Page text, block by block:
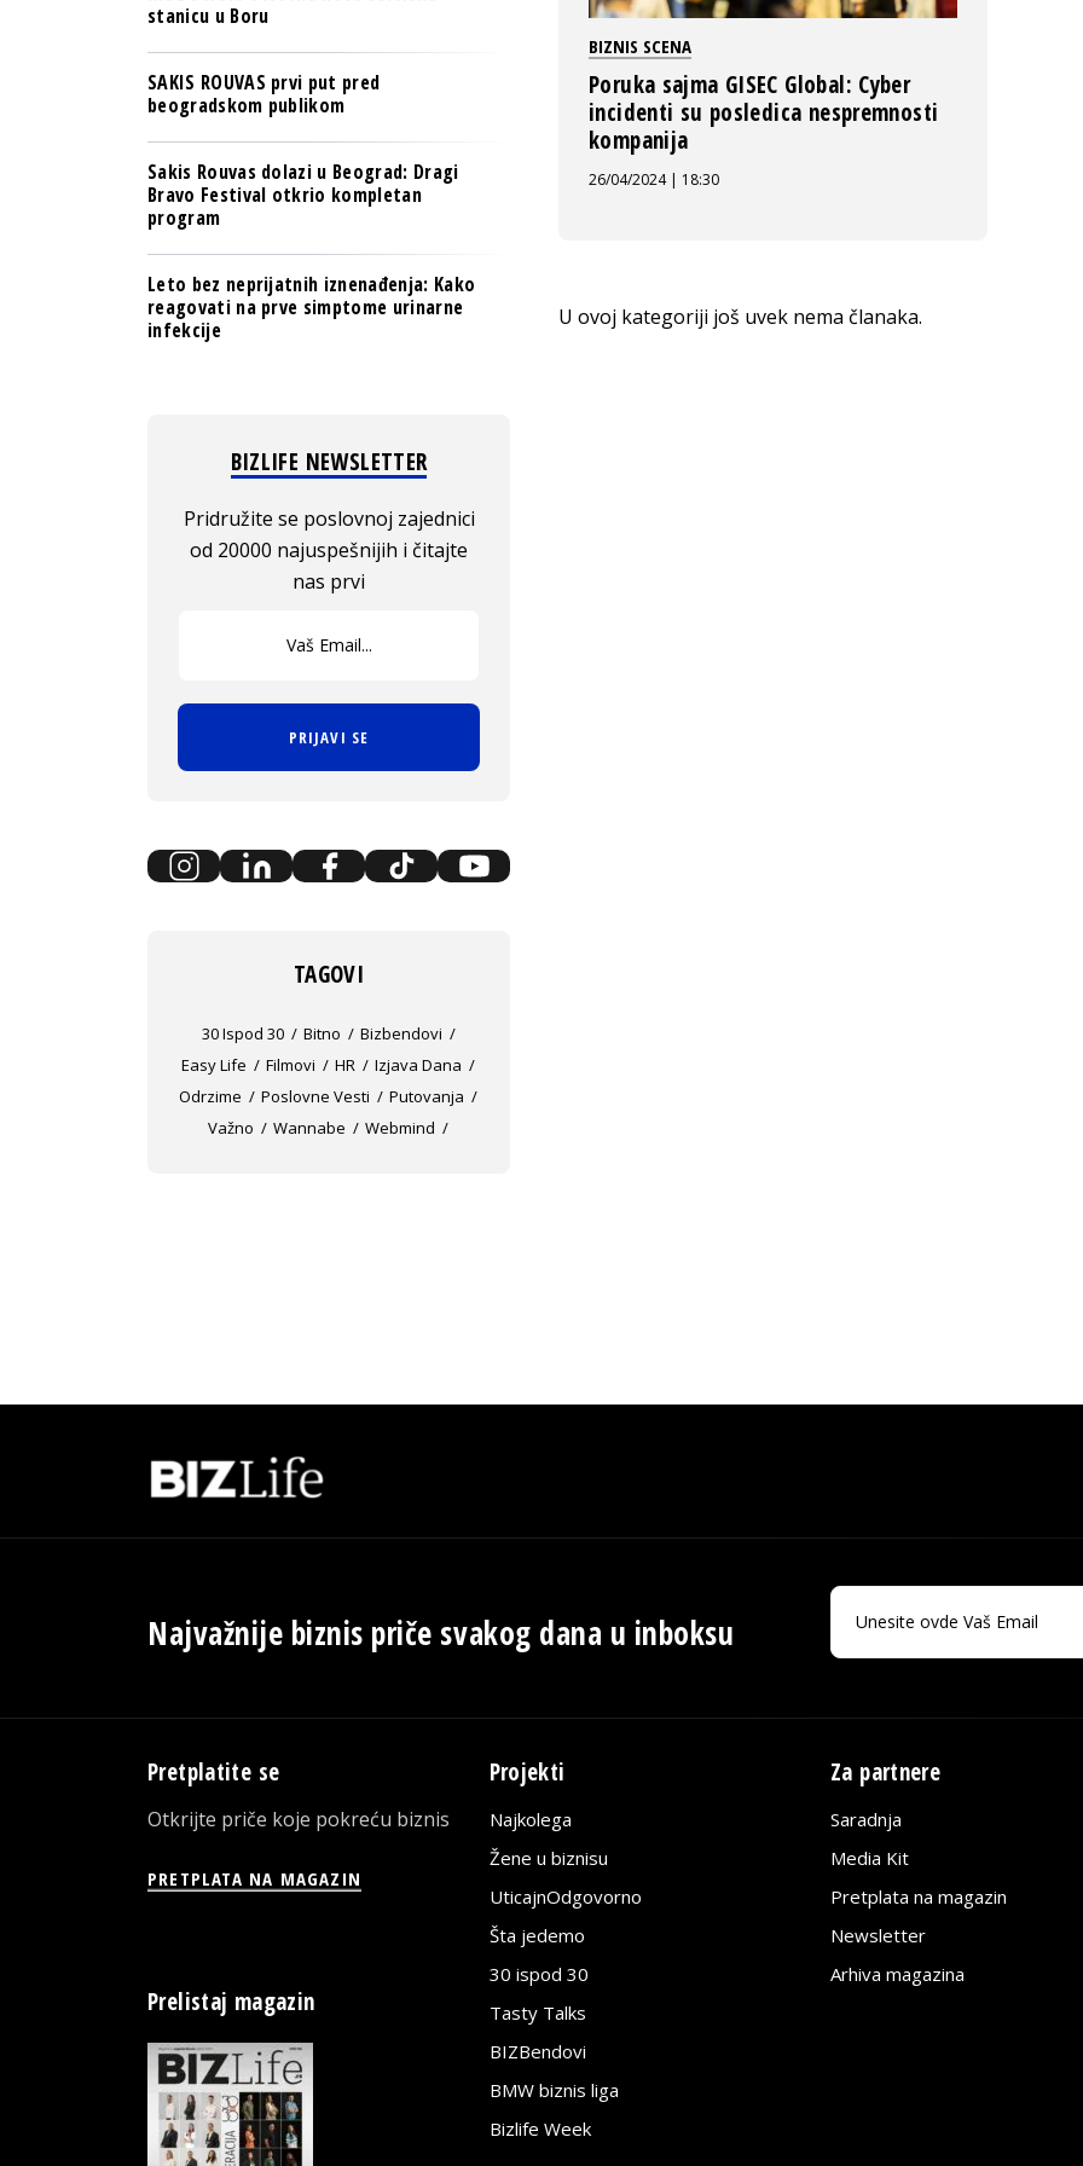
BIZNIS SCENA
Poruka sajma GISEC Global: Cyber
incidenti su posledica nespremnosti
kompanija
26/04/2024 | 18:30
U ovoj kategoriji još uvek nema članaka.
stanicu u Boru
SAKIS ROUVAS prvi put pred
beogradskom publikom
Sakis Rouvas dolazi u Beograd: Dragi
Bravo Festival otkrio kompletan
program
Leto bez neprijatnih iznenađenja: Kako
reagovati na prve simptome urinarne
infekcije
BIZLIFE NEWSLETTER
Pridružite se poslovnoj zajednici
od 20000 najuspešnijih i čitajte
nas prvi
PRIJAVI SE
TAGOVI
30 Ispod 30 Bitno
Bizbendovi
Easy Life
Filmovi HR
Izjava Dana
Odrzime
Poslovne Vesti
Putovanja
Važno
Wannabe Webmind
Najvažnije biznis priče svakog dana u inboksu
Pretplatite se
Otkrijte priče koje pokreću biznis
PRETPLATA NA MAGAZIN
Prelistaj magazin
Projekti
Najkolega
Žene u biznisu
UticajnOdgovorno
Šta jedemo
30 ispod 30
Tasty Talks
BIZBendovi
BMW biznis liga
Bizlife Week
Za partnere
Saradnja
Media Kit
Pretplata na magazin
Newsletter
Arhiva magazina